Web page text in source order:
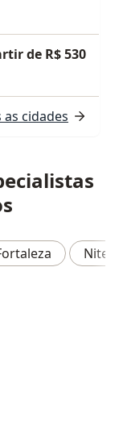
de R$ 530
cidades